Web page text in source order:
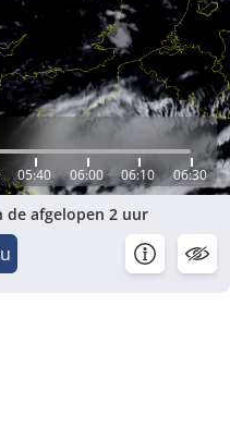
05:40 06:00 06:10 06:30
de afgelopen 2 uur